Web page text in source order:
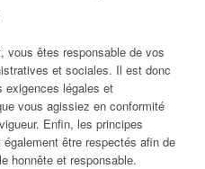
vous êtes responsable de vos
et sociales. Il est donc
exigences légales et
vous agissiez en conformité
Enfin, les principes
également être respectés afin de
honnête et responsable.